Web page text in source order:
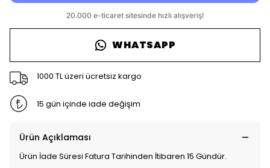
WHATSAPP
1000 TL üzeri ücretsiz kargo
15 gün içinde iade değişim
Ürün Açıklaması
Ürün İade Süresi Fatura Tarihinden İtibaren 15 Gündür.